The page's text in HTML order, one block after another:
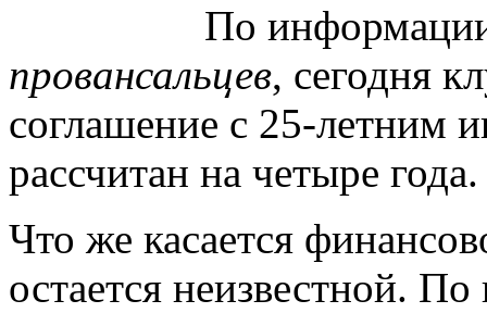
По
провансальцев, сегодня
соглашение с 25-летним
рассчитан на четыре года.
Что же касается
остается неизвестной.